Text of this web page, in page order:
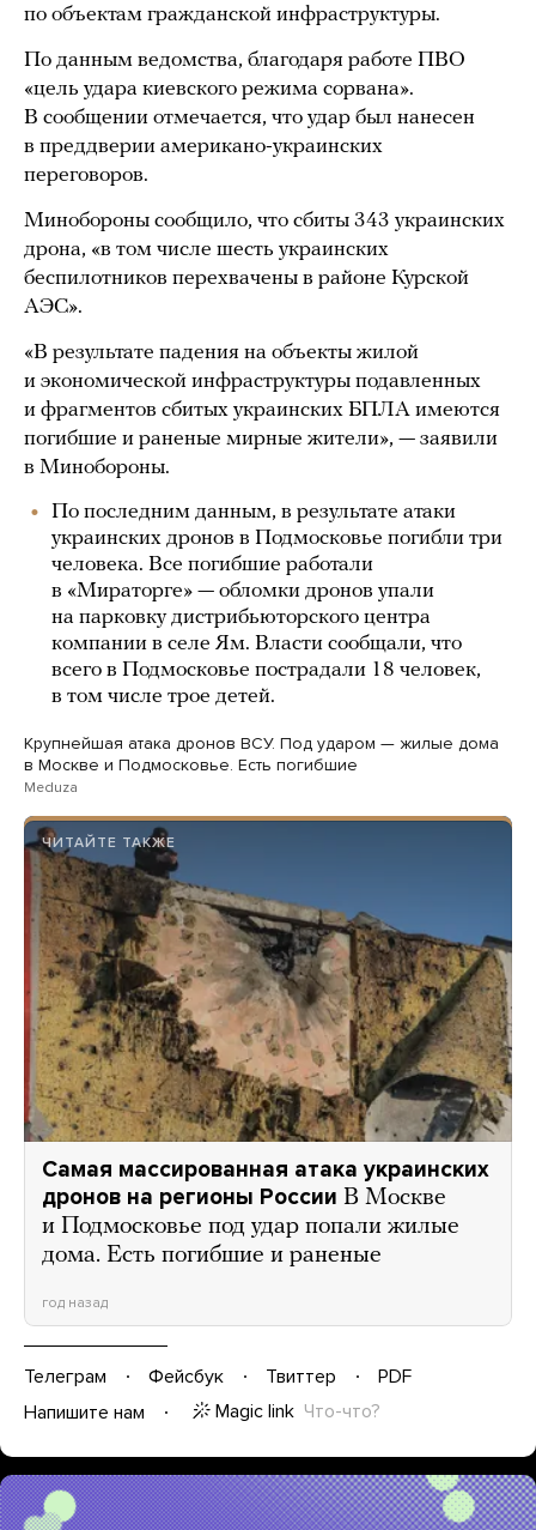
по объектам гражданской инфраструктуры.
По данным ведомства, благодаря работе ПВО
«цель удара киевского режима сорвана».
В сообщении отмечается, что удар был нанесен
в преддверии американо-украинских
переговоров.
Минобороны сообщило, что сбиты 343 украинских
дрона, «в том числе шесть украинских
беспилотников перехвачены в районе Курской
АЭС».
«В результате падения на объекты жилой
и экономической инфраструктуры подавленных
и фрагментов сбитых украинских БПЛА имеются
погибшие и раненые мирные жители», — заявили
в Минобороны.
По последним данным, в результате атаки
украинских дронов в Подмосковье погибли три
человека. Все погибшие работали
в «Мираторге» — обломки дронов упали
на парковку дистрибьюторского центра
компании в селе Ям. Власти сообщали, что
всего в Подмосковье пострадали 18 человек,
в том числе трое детей.
Крупнейшая атака дронов ВСУ. Под ударом — жилые дома
в Москве и Подмосковье. Есть погибшие
Meduza
ЧИТАЙТЕ ТАКЖЕ
Самая массированная атака украинских
дронов на регионы России В Москве
и Подмосковье под удар попали жилые
дома. Есть погибшие и раненые
год назад
Телеграм Фейсбук Твиттер
PDF
Напишите нам
Magic link Что-что?